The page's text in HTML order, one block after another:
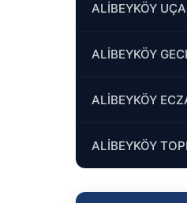
ALİBEYKÖY
ALİBEYKÖY
ALİBEYKÖY
ALİBEYKÖY